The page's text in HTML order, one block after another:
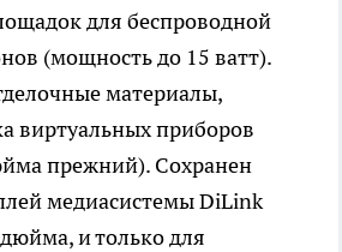
для беспроводной
(мощность до 15 ватт).
материалы,
виртуальных приборов
прежний). Сохранен
медиасистемы DiLink
и только для